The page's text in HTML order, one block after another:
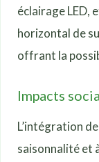
éclairage LED,
horizontal de
offrant la
Impacts
L’intégration
saisonnalité et